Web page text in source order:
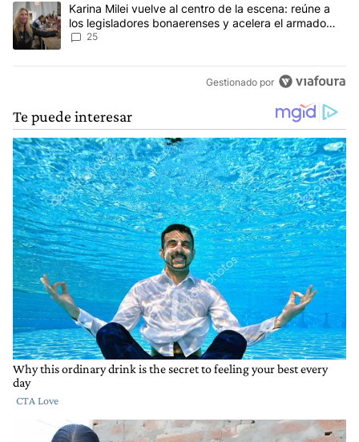
Un artículo de tendencia con el título "Karina Milei vuelve al
Karina Milei vuelve al centro de la escena: reúne a
los legisladores bonaerenses y acelera el armado
para 2027
25
Gestionado por